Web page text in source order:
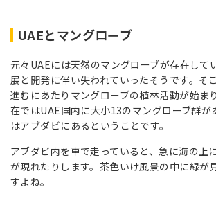
UAEとマングローブ
元々UAEには天然のマングローブが存在して
展と開発に伴い失われていったそうです。そ
進むにあたりマングローブの植林活動が始ま
在ではUAE国内に大小13のマングローブ群が
はアブダビにあるということです。
アブダビ内を車で走っていると、急に海の上
が現れたりします。茶色いけ風景の中に緑が
すよね。